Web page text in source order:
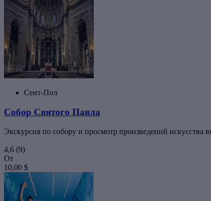
Сент-Пол
Собор Святого Павла
Экскурсия по собору и просмотр произведений искусства
4,6 (9)
От
10,00 $